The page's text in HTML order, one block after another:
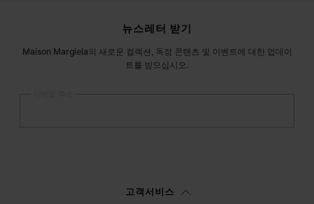
뉴스레터 받기
Maison Margiela의 새로운 컬렉션, 독점 콘텐츠 및 이벤트에 대한 업데이
트를 받으십시오.
고객서비스